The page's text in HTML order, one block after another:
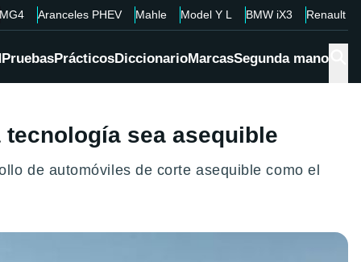
MG4 Aranceles PHEV Mahle Model Y L BMW iX3 Renault
PruebasPrácticosDiccionarioMarcasSegunda mano
sea asequible
de automóviles de corte asequible como el